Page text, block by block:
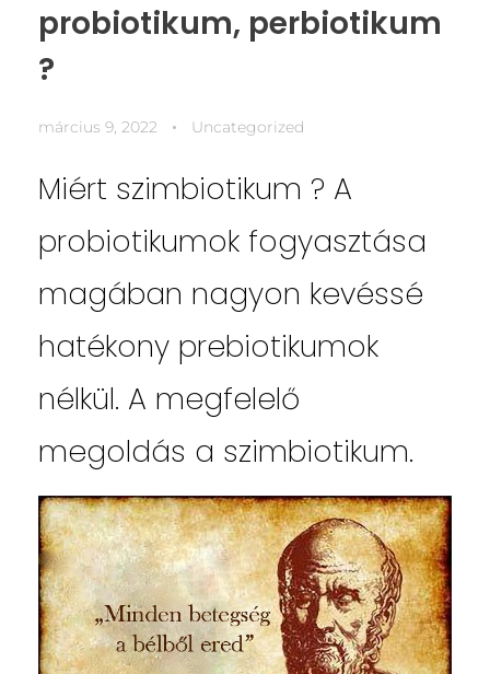
probiotikum, perbiotikum
?
március 9, 2022 Uncategorized
Miért szimbiotikum ? A
probiotikumok fogyasztása
magában nagyon kevéssé
hatékony prebiotikumok
nélkül. A megfelelő
megoldás a szimbiotikum.